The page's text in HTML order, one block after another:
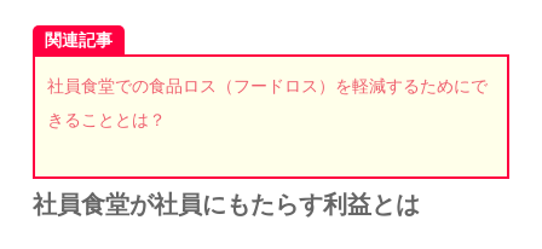
関連記事
社員食堂での食品ロス（フードロス）を軽減するためにで
きることとは？
社員食堂が社員にもたらす利益とは